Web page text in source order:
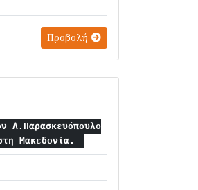
Προβολή
Λ.Παρασκευόπουλο
Μακεδονία.